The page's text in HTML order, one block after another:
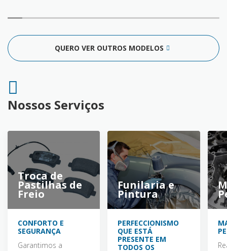
QUERO VER OUTROS MODELOS
Nossos Serviços
Troca de
Pastilhas de
Freio
CONFORTO E
SEGURANÇA
Garantimos a
Funilaria e
Pintura
PERFECCIONISMO
QUE ESTÁ
PRESENTE EM
TODOS OS